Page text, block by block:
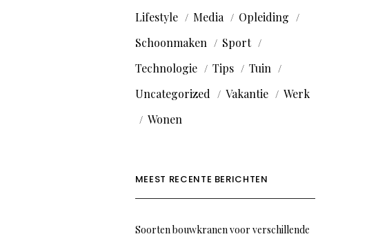
Lifestyle
Media
Opleiding
Schoonmaken
Sport
Technologie
Tips
Tuin
Uncategorized
Vakantie
Werk
Wonen
MEEST RECENTE BERICHTEN
Soorten bouwkranen voor verschillende